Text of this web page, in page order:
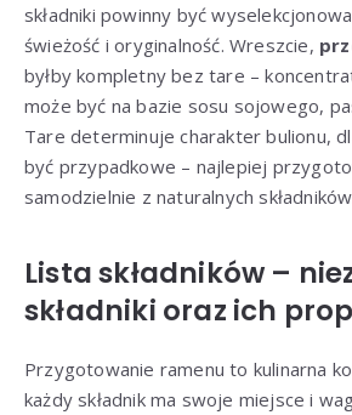
składniki powinny być
świeżość i oryginalność. Wreszcie,
byłby kompletny bez tare –
może być na bazie sosu sojowego,
Tare determinuje charakter bulionu,
być przypadkowe – najlepiej
samodzielnie z naturalnych
Lista składników –
składniki oraz ich
Przygotowanie ramenu to kulinarna
każdy składnik ma swoje miejsce i